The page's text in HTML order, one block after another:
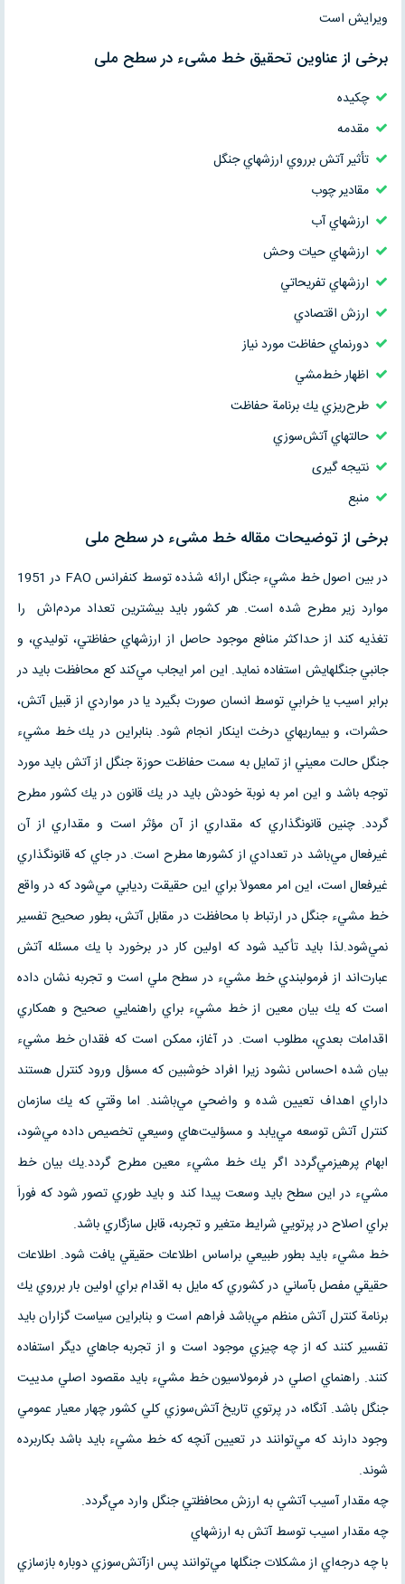
ویرایش است
برخی از عناوین تحقیق خط مشیء در سطح ملی
چکیده
مقدمه
تأثير آتش برروي ارزشهاي جنگل
مقادير چوب
ارزشهاي آب
ارزشهاي حيات وحش
ارزشهاي تفريحاتي
ارزش اقتصادي
دورنماي حفاظت مورد نياز
اظهار خط‌مشي
طرح‌ريزي يك برنامة حفاظت
حالتهاي آتش‌سوزي
نتیجه گیری
منبع
برخی از توضیحات مقاله خط مشیء در سطح ملی
در بين اصول خط مشيء جنگل ارائه شذده توسط كنفرانس FAO در 1951
موارد زير مطرح شده است. هر كشور بايد بيشترين تعداد مردم‌اش را
تغذيه كند از حداكثر منافع موجود حاصل از ارزشهاي حفاظتي، توليدي، و
جانبي جنگلهايش استفاده نمايد. اين امر ايجاب مي‌كند كع محافظت بايد در
برابر اسيب يا خرابي توسط انسان صورت بگيرد يا در مواردي از قبيل آتش،
حشرات، و بيماريهاي درخت اينكار انجام شود. بنابراين در يك خط مشيء
جنگل حالت معيني از تمايل به سمت حفاظت حوزة جنگل از آتش بايد مورد
توجه باشد و اين امر به نوبة خودش بايد در يك قانون در يك كشور مطرح
گردد. چنين قانونگذاري كه مقداري از آن مؤثر است و مقداري از آن
غيرفعال مي‌باشد در تعدادي از كشورها مطرح است. در جاي كه قانونگذاري
غيرفعال است، اين امر معمولاَ براي اين حقيقت رديابي مي‌شود كه در واقع
خط مشيء جنگل در ارتباط با محافظت در مقابل آتش، بطور صحيح تفسير
نمي‌شود.لذا بايد تأكيد شود كه اولين كار در برخورد با يك مسئله آتش
عبارت‌اند از فرمولبندي خط مشيء در سطح ملي است و تجربه نشان داده
است كه يك بيان معين از خط مشيء براي راهنمايي صحيح و همكاري
اقدامات بعدي، مطلوب است. در آغاز، ممكن است كه فقدان خط مشيء
بيان شده احساس نشود زيرا افراد خوشبين كه مسؤل ورود كنترل هستند
داراي اهداف تعيين شده و واضحي مي‌باشند. اما وقتي كه يك سازمان
كنترل آتش توسعه مي‌يابد و مسؤليت‌هاي وسيعي تخصيص داده مي‌شود،
ابهام پرهيزمي‌گردد اگر يك خط مشي‌ء معين مطرح گردد.يك بيان خط
مشيء در اين سطح بايد وسعت پيدا كند و بايد طوري تصور شود كه فوراَ
براي اصلاح در پرتويي شرايط متغير و تجربه، قابل سازگاري باشد.
خط مشيء بايد بطور طبيعي براساس اطلاعات حقيقي يافت شود. اطلاعات
حقيقي مفصل بآساني در كشوري كه مايل به اقدام براي اولين بار برروي يك
برنامة كنترل آتش منظم مي‌باشد فراهم است و بنابراين سياست گزاران بايد
تفسير كنند كه از چه چيزي موجود است و از تجربه جاهاي ديگر استفاده
كنند. راهنماي اصلي در فرمولاسيون خط مشيء بايد مقصود اصلي مدييت
جنگل باشد. آنگاه، در پرتوي تاريخ آتش‌سوزي كلي كشور چهار معيار عمومي
وجود دارند كه مي‌توانند در تعيين آنچه كه خط مشيء بايد باشد بكاربرده
شوند.
چه مقدار آسيب آتشي به ارزش محافظتي جنگل وارد مي‌گردد.
چه مقدار اسيب توسط آتش به ارزشهاي
با چه درجه‌اي از مشكلات جنگلها مي‌توانند پس ازآتش‌سوزي دوباره بازسازي